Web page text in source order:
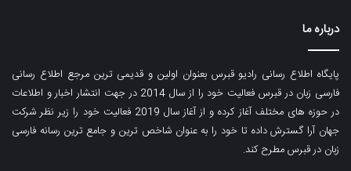
درباره ما
پایگاه اطلاع رسانی رادیو قبرس بعنوان اولین و قدیمی ترین مرجع اطلاع رسانی
فارسی زبان در قبرس فعالیت خود را از سال 2014 در جهت انتشار اخبار و اطلاعات
در حوزه های مختلف آغاز کرده و از آغاز سال 2019 فعالیت خود را زیر نظر شرکت
جهان آرا گسترش داده تا خود را به عنوان شاخص ترین و جامع ترین رسانه فارسی
زبان در قبرس مطرح کند.